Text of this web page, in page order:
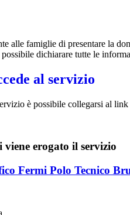
alle famiglie di presentare la
dichiarare tutte le
al servizio
è possibile collegarsi al
erogato il servizio
Fermi Polo Tecnico